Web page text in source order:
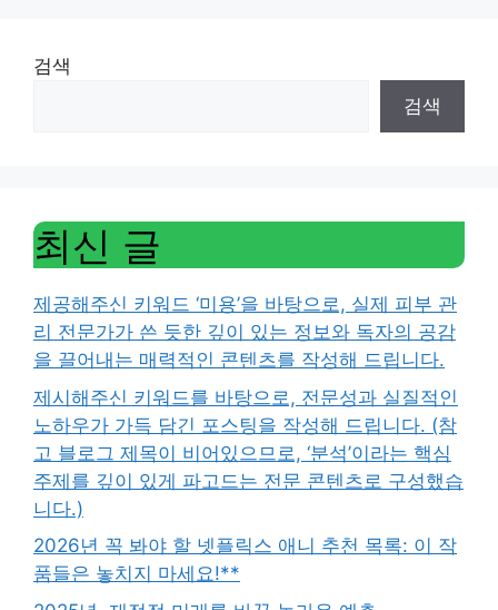
검색
검색
최신 글
제공해주신 키워드 ‘미용’을 바탕으로, 실제 피부 관
리 전문가가 쓴 듯한 깊이 있는 정보와 독자의 공감
을 끌어내는 매력적인 콘텐츠를 작성해 드립니다.
제시해주신 키워드를 바탕으로, 전문성과 실질적인
노하우가 가득 담긴 포스팅을 작성해 드립니다. (참
고 블로그 제목이 비어있으므로, ‘분석’이라는 핵심
주제를 깊이 있게 파고드는 전문 콘텐츠로 구성했습
니다.)
2026년 꼭 봐야 할 넷플릭스 애니 추천 목록: 이 작
품들은 놓치지 마세요!**